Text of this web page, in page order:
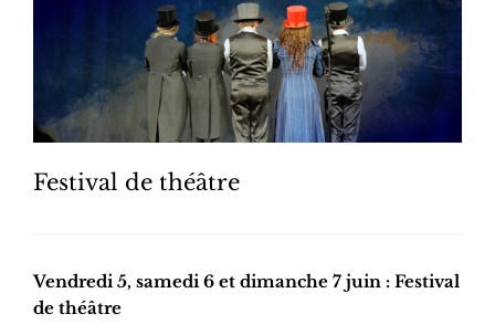
Festival de théâtre
Vendredi 5, samedi 6 et dimanche 7 juin : Festival
de théâtre